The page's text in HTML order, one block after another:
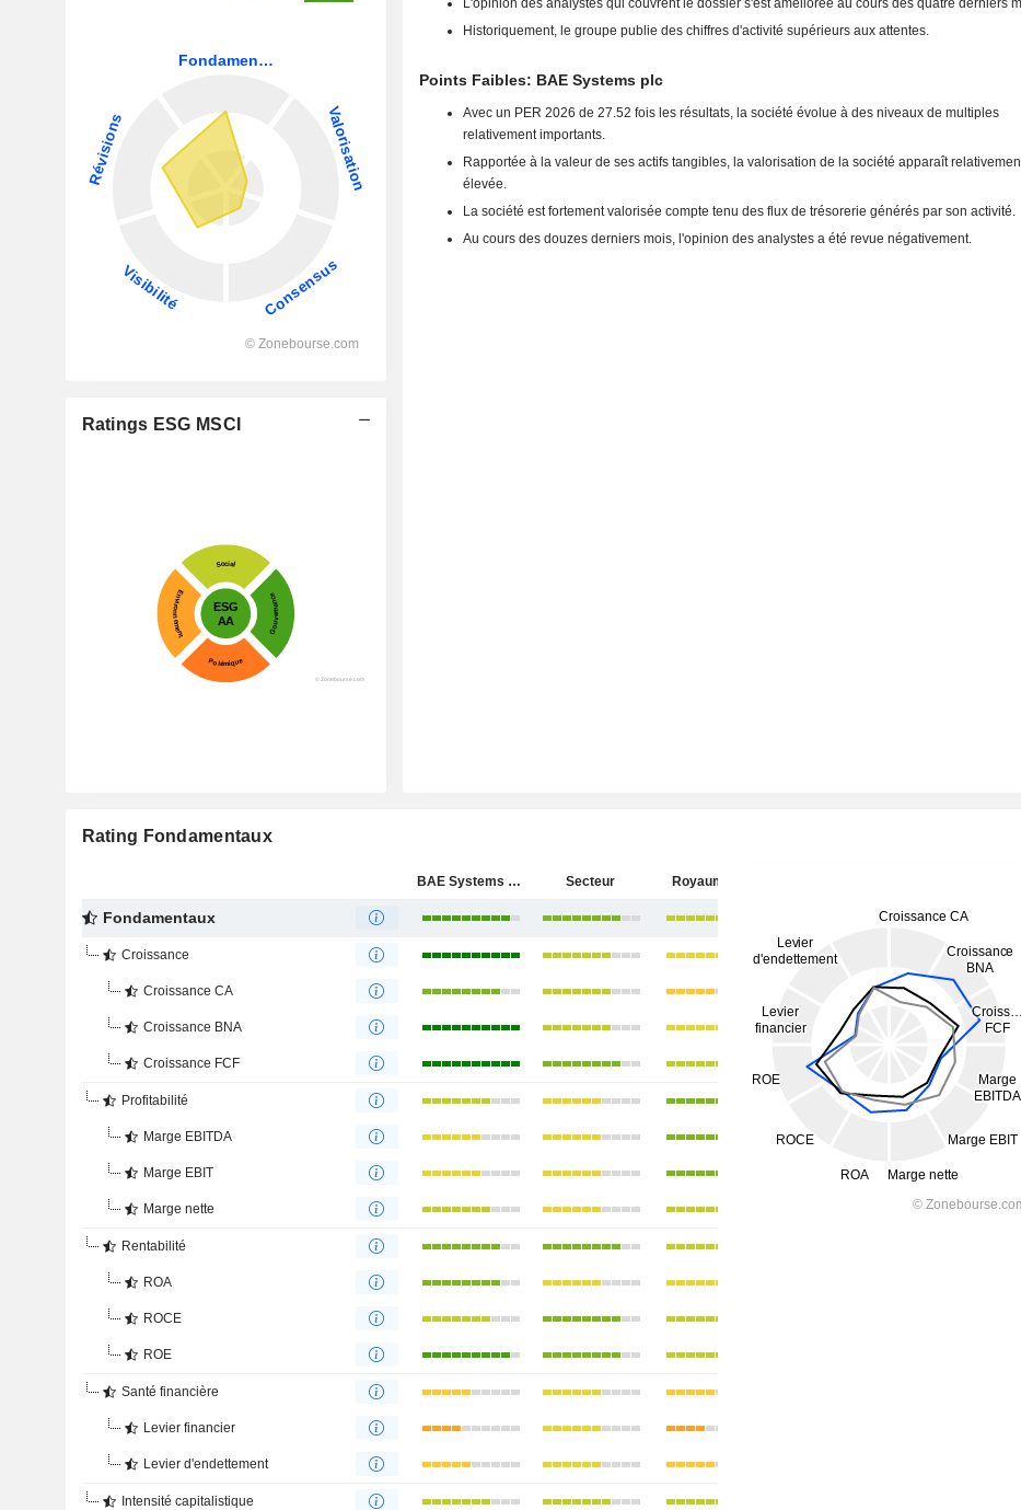
Ratings ESG MSCI
L'opinion des analystes qui couvrent le dossier s'est améliorée au cours des quatre derniers
Historiquement, le groupe publie des chiffres d'activité supérieurs aux attentes.
Points Faibles: BAE Systems plc
Avec un PER 2026 de 27.52 fois les résultats, la société évolue à des niveaux de multiples
relativement importants.
Rapportée à la valeur de ses actifs tangibles, la valorisation de la société apparaît
élevée.
La société est fortement valorisée compte tenu des flux de trésorerie générés par son activité.
Au cours des douzes derniers mois, l'opinion des analystes a été revue négativement.
Rating Fondamentaux
BAE Systems plc Secteur Royaume-Uni
Fondamentaux
Croissance
Croissance CA
Croissance BNA
Croissance FCF
Profitabilité
Marge EBITDA
Marge EBIT
Marge nette
Rentabilité
ROA
ROCE
ROE
Santé financière
Levier financier
Levier d'endettement
Intensité capitalistique